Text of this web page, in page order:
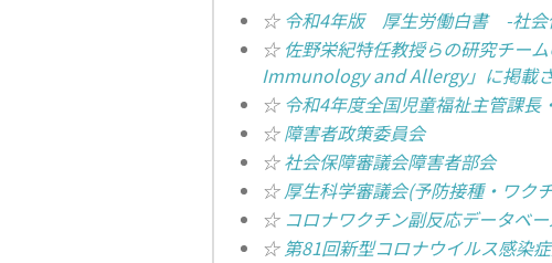
☆ 令和4年版 厚生労働白書 -社会
☆ 佐野栄紀特任教授らの研究チー
Immunology and Allergy」に掲載
☆ 令和4年度全国児童福祉主管課長
☆障害者政策委員会
☆社会保障審議会障害者部会
☆厚生科学審議会(予防接種・ワ
☆ コロナワクチン副反応データベ
☆第81回新型コロナウイルス感染